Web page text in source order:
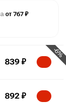
от 767 ₽
-6%
839 ₽
892 ₽